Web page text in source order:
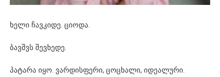
ხელი ჩავკიდე. ციოდა.
ბავშვს შევხედე.
პატარა იყო. ვარდისფერი, ცოცხალი, იდეალური.